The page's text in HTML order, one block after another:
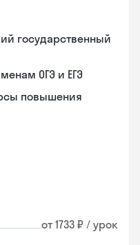
государственный
ОГЭ и ЕГЭ
повышения
от 1733 ₽ / урок